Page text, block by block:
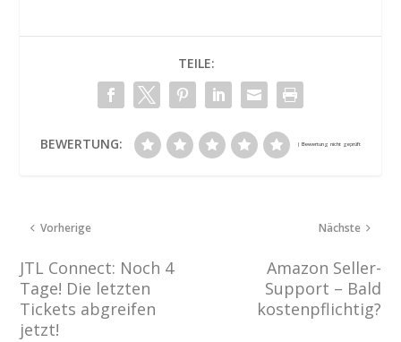
TEILE:
BEWERTUNG:
Vorherige
JTL Connect: Noch 4
Tage! Die letzten
Tickets abgreifen
jetzt!
Nächste
Amazon Seller-
Support – Bald
kostenpflichtig?